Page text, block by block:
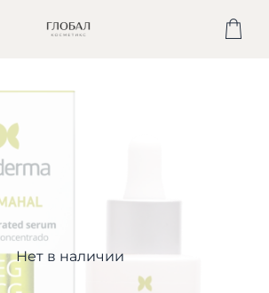
Нет в наличии